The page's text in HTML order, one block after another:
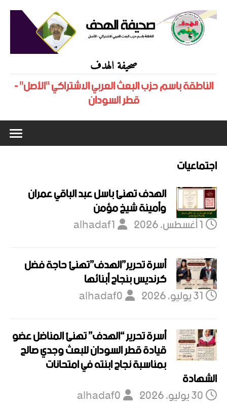
صحيفة الهدف
الناطقة باسم حزب البعث العربي الاشتراكي "الأصل" -
قطر السودان
اجتماعيات
الهدف تهنئ باسل عبد الباقي عمران
وأمينة شيخ مؤمن
1 أغسطس، 2026
alhadaf1
أسرة تحرير”الهدف”تهنئ حاجة فضل
كرنديس بنجاح أبنائها
31 يوليو، 2026
alhadaf0
أسرة تحرير “الهدف” تهنئ المناضل عضو
قيادة قطر السودان للبعث وجدي صالح
بمناسبة نجاح ابنته في امتحانات
الشهادة
30 يوليو، 2026
alhadaf0